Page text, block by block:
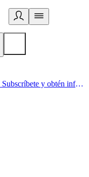
Acá comienza un estilo de vida saludable. Subscríbete y obtén información de primera mano